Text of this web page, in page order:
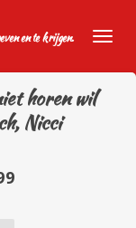
en te krijgen.
horen wil
Nicci